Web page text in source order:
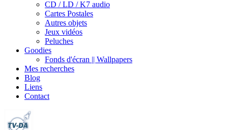
CD / LD / K7 audio
Cartes Postales
Autres objets
Jeux vidéos
Peluches
Goodies
Fonds d'écran || Wallpapers
Mes recherches
Blog
Liens
Contact